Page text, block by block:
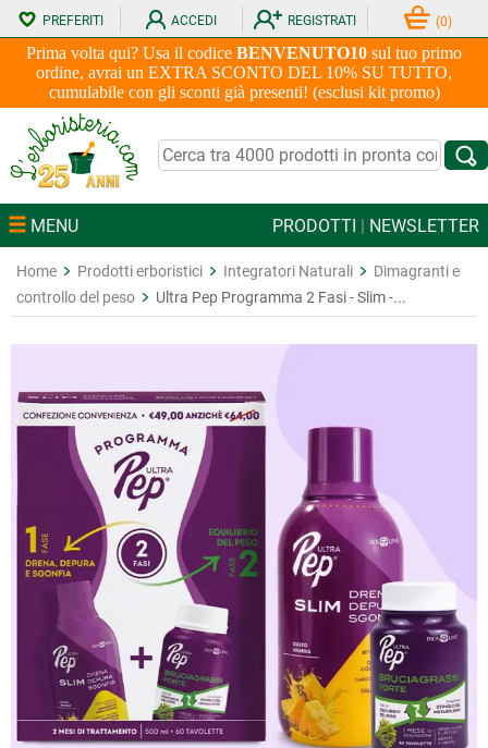
Prima volta qui? Usa il codice BENVENUTO10 sul tuo primo
ordine, avrai un EXTRA SCONTO DEL 10% SU TUTTO,
cumulabile con gli sconti già presenti! (esclusi kit promo)
PREFERITI ACCEDI REGISTRATI (0)
MENU PRODOTTI | NEWSLETTER
Home Prodotti erboristici Integratori Naturali
Dimagranti e
controllo del peso
Ultra Pep Programma 2 Fasi - Slim -...